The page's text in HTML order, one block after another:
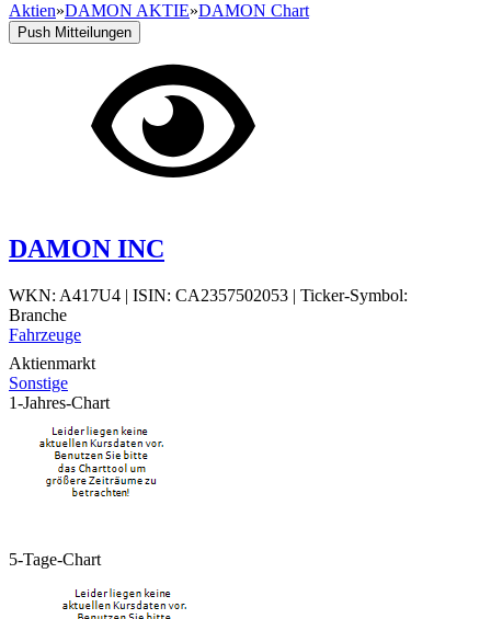
Aktien»DAMON AKTIE»DAMON Chart
Push Mitteilungen
DAMON INC
WKN: A417U4 | ISIN: CA2357502053 | Ticker-Symbol:
Branche
Fahrzeuge
Aktienmarkt
Sonstige
1-Jahres-Chart
5-Tage-Chart